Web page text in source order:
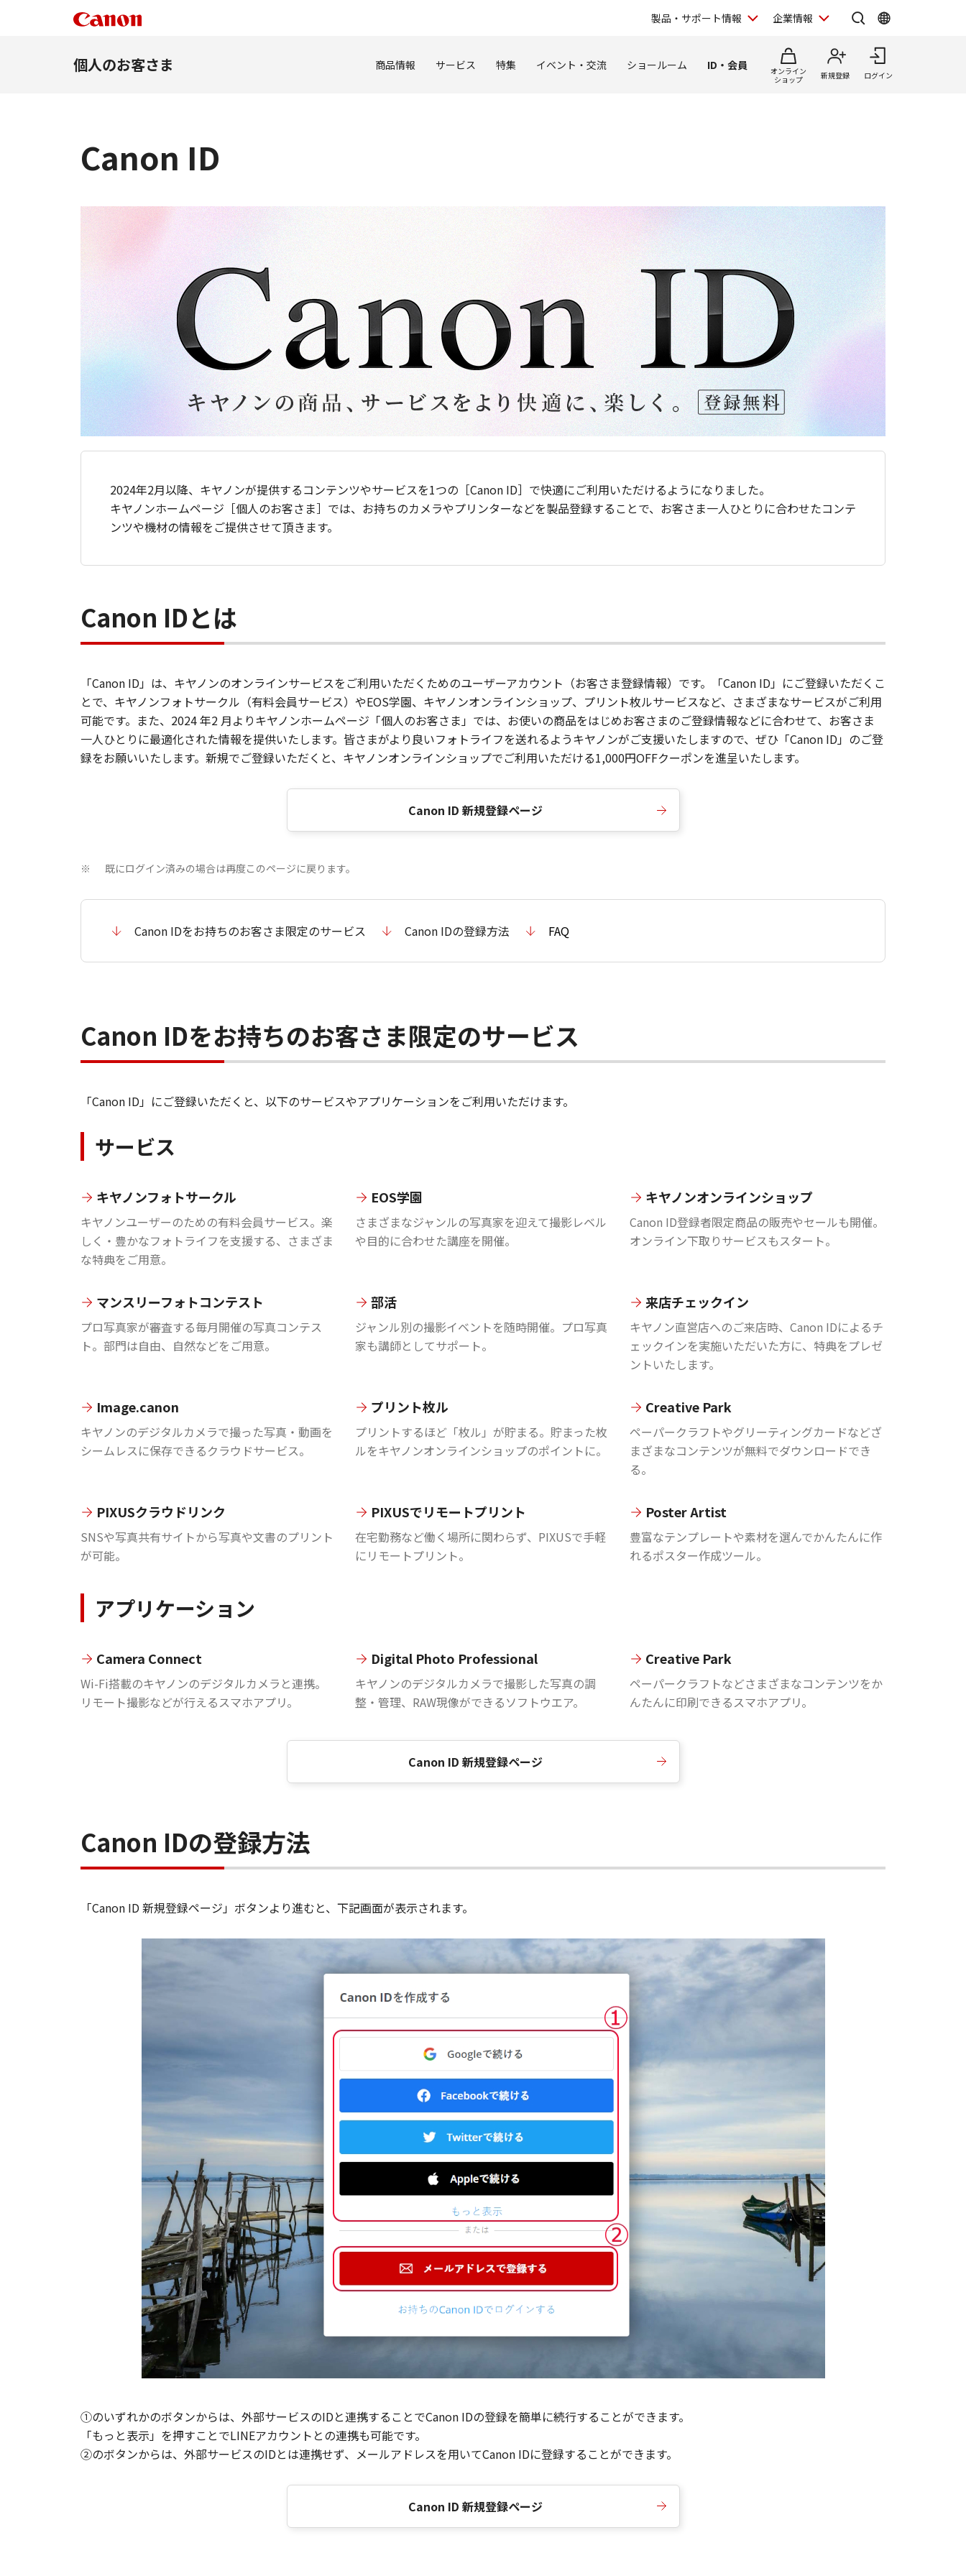
製品・サポート情報 企業情報
個人のお客さま 商品情報 サービス 特集 イベント・交流 ショールーム ID・会員
オンライン
ショップ
新規登録 ログイン
Canon ID
2024年2月以降、キヤノンが提供するコンテンツやサービスを1つの［Canon ID］で快適にご利用いただけるようになりました。
キヤノンホームページ［個人のお客さま］では、お持ちのカメラやプリンターなどを製品登録することで、お客さま一人ひとりに合わせたコンテ
ンツや機材の情報をご提供させて頂きます。
Canon IDとは
「Canon ID」は、キヤノンのオンラインサービスをご利用いただくためのユーザーアカウント（お客さま登録情報）です。「Canon ID」にご登録いただくこ
とで、キヤノンフォトサークル（有料会員サービス）やEOS学園、キヤノンオンラインショップ、プリント枚ルサービスなど、さまざまなサービスがご利用
可能です。また、2024 年2 月よりキヤノンホームページ「個人のお客さま」では、お使いの商品をはじめお客さまのご登録情報などに合わせて、お客さま
一人ひとりに最適化された情報を提供いたします。皆さまがより良いフォトライフを送れるようキヤノンがご支援いたしますので、ぜひ「Canon ID」のご登
録をお願いいたします。新規でご登録いただくと、キヤノンオンラインショップでご利用いただける1,000円OFFクーポンを進呈いたします。
Canon ID 新規登録ページ
※ 既にログイン済みの場合は再度このページに戻ります。
Canon IDをお持ちのお客さま限定のサービス Canon IDの登録方法 FAQ
Canon IDをお持ちのお客さま限定のサービス
「Canon ID」にご登録いただくと、以下のサービスやアプリケーションをご利用いただけます。
サービス
キヤノンフォトサークル
キヤノンユーザーのための有料会員サービス。楽
しく・豊かなフォトライフを支援する、さまざま
な特典をご用意。
EOS学園
さまざまなジャンルの写真家を迎えて撮影レベル
や目的に合わせた講座を開催。
キヤノンオンラインショップ
Canon ID登録者限定商品の販売やセールも開催。
オンライン下取りサービスもスタート。
マンスリーフォトコンテスト
プロ写真家が審査する毎月開催の写真コンテス
ト。部門は自由、自然などをご用意。
部活
ジャンル別の撮影イベントを随時開催。プロ写真
家も講師としてサポート。
来店チェックイン
キヤノン直営店へのご来店時、Canon IDによるチ
ェックインを実施いただいた方に、特典をプレゼ
ントいたします。
Image.canon
キヤノンのデジタルカメラで撮った写真・動画を
シームレスに保存できるクラウドサービス。
プリント枚ル
プリントするほど「枚ル」が貯まる。貯まった枚
ルをキヤノンオンラインショップのポイントに。
Creative Park
ペーパークラフトやグリーティングカードなどざ
まざまなコンテンツが無料でダウンロードでき
る。
PIXUSクラウドリンク
SNSや写真共有サイトから写真や文書のプリント
が可能。
PIXUSでリモートプリント
在宅勤務など働く場所に関わらず、PIXUSで手軽
にリモートプリント。
Poster Artist
豊富なテンプレートや素材を選んでかんたんに作
れるポスター作成ツール。
アプリケーション
Camera Connect
Wi-Fi搭載のキヤノンのデジタルカメラと連携。
リモート撮影などが行えるスマホアプリ。
Digital Photo Professional
キヤノンのデジタルカメラで撮影した写真の調
整・管理、RAW現像ができるソフトウエア。
Creative Park
ペーパークラフトなどさまざまなコンテンツをか
んたんに印刷できるスマホアプリ。
Canon ID 新規登録ページ
Canon IDの登録方法
「Canon ID 新規登録ページ」ボタンより進むと、下記画面が表示されます。
①のいずれかのボタンからは、外部サービスのIDと連携することでCanon IDの登録を簡単に続行することができます。
「もっと表示」を押すことでLINEアカウントとの連携も可能です。
②のボタンからは、外部サービスのIDとは連携せず、メールアドレスを用いてCanon IDに登録することができます。
Canon ID 新規登録ページ